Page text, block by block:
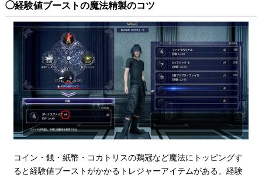
経験値ブーストの魔法精製のコツ
コイン・銭・紙幣・コカトリスの鶏冠など魔法にトッピングす
ると経験値ブーストがかかるトレジャーアイテムがある。経験